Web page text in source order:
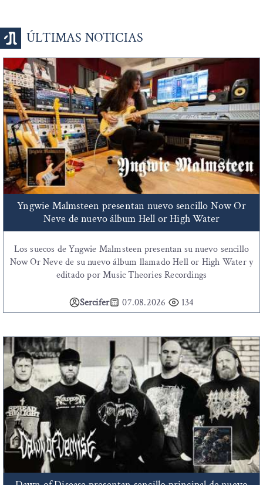
ÚLTIMAS NOTICIAS
Yngwie Malmsteen presentan nuevo sencillo Now Or
Neve de nuevo álbum Hell or High Water
Los suecos de Yngwie Malmsteen presentan su nuevo sencillo
Now Or Neve de su nuevo álbum llamado Hell or High Water y
editado por Music Theories Recordings
Sercifer 07.08.2026 134